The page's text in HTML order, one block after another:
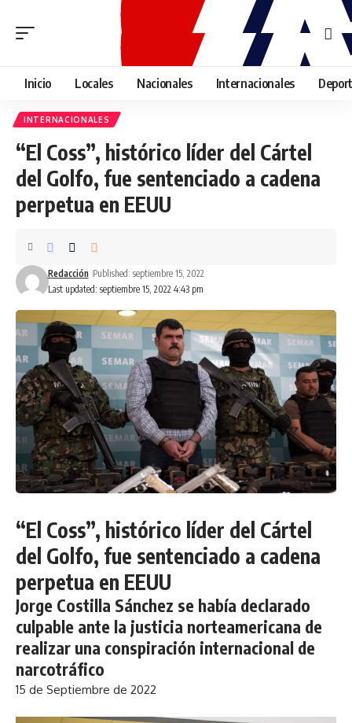
Inicio Locales Nacionales Internacionales
INTERNACIONALES
“El Coss”, histórico líder del Cártel
del Golfo, fue sentenciado a cadena
perpetua en EEUU
Last updated: septiembre 15, 2022 4:43 pm
Redacción Published: septiembre 15, 2022
“El Coss”, histórico líder del Cártel
del Golfo, fue sentenciado a cadena
perpetua en EEUU
Jorge Costilla Sánchez se había declarado
culpable ante la justicia norteamericana de
realizar una conspiración internacional de
narcotráfico
15 de Septiembre de 2022